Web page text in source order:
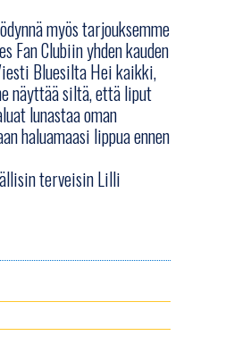
myös tarjouksemme
Fan Clubiin yhden kauden
Bluesilta Hei kaikki,
näyttää siltä, että liput
lunastaa oman
haluamaasi lippua ennen
terveisin Lilli